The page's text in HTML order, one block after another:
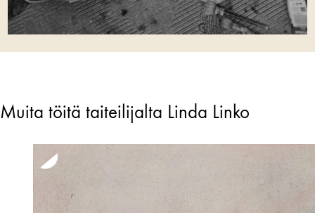
Muita töitä taiteilijalta Linda Linko